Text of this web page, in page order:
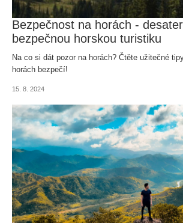
Bezpečnost na horách -
bezpečnou horskou turistiku
Na co si dát pozor na horách? Čtěte užitečné
horách bezpečí!
15. 8. 2024